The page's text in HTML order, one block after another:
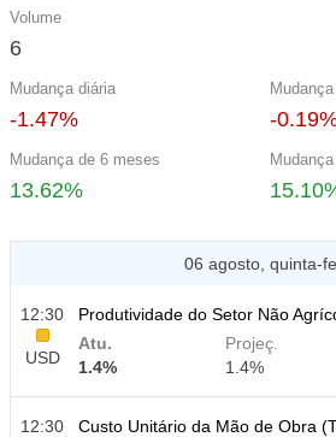
Volume
6
Mudança diária
-1.47% -
Mudança de 6 meses
13.62%
Mudança
06 agosto, quinta-
12:30
USD
Produtividade do Setor Não
Atu.
1.4%
Projeç.
1.4%
12:30
Custo Unitário da Mão de Obra